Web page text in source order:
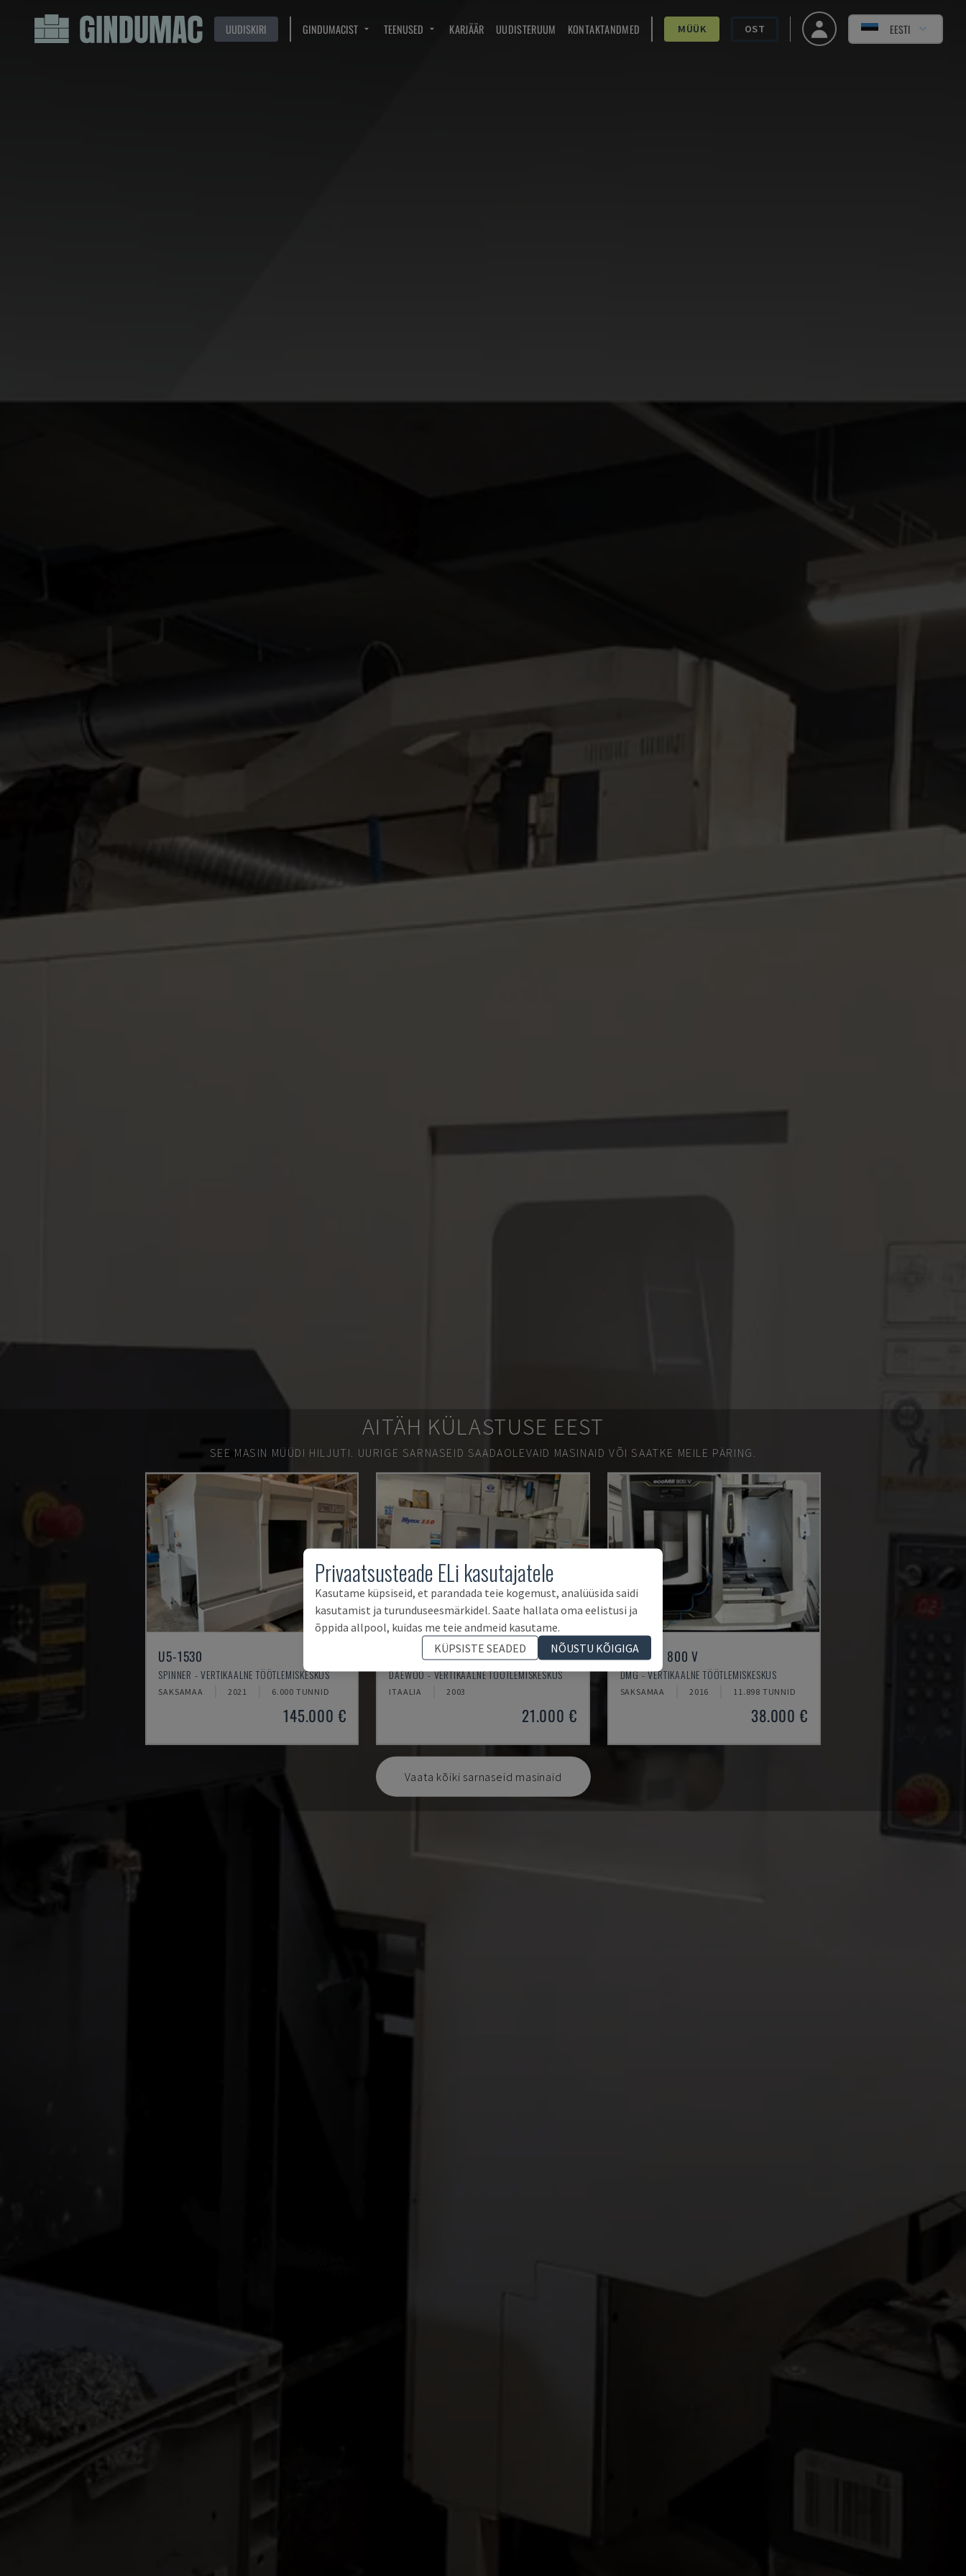
UUDISKIRI GINDUMACIST TEENUSED KARJÄÄR UUDISTERUUM KONTAKTANDMED MÜÜK OST EESTI
AITÄH KÜLASTUSE EEST
SEE MASIN MÜÜDI HILJUTI. UURIGE SARNASEID SAADAOLEVAID MASINAID VÕI SAATKE MEILE PÄRING.
U5-1530
SPINNER - VERTIKAALNE TÖÖTLEMISKESKUS
SAKSAMAA 2021 6.000 TUNNID
145.000 €
MYNX 550
DAEWOO - VERTIKAALNE TÖÖTLEMISKESKUS
ITAALIA 2003
21.000 €
ECOMILL 800 V
DMG - VERTIKAALNE TÖÖTLEMISKESKUS
SAKSAMAA 2016 11.898 TUNNID
38.000 €
Vaata kõiki sarnaseid masinaid
Privaatsusteade ELi kasutajatele
Kasutame küpsiseid, et parandada teie kogemust, analüüsida saidi
kasutamist ja turunduseesmärkidel. Saate hallata oma eelistusi ja
õppida allpool, kuidas me teie andmeid kasutame.
KÜPSISTE SEADED
NÕUSTU KÕIGIGA